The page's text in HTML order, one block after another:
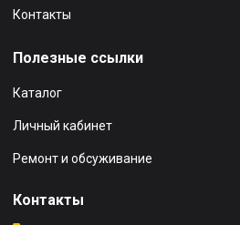
Контакты
Полезные ссылки
Каталог
Личный кабинет
Ремонт и обсуживание
Контакты